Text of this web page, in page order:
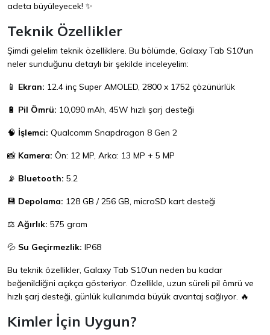
adeta büyüleyecek! ✨
Teknik Özellikler
Şimdi gelelim teknik özelliklere. Bu bölümde, Galaxy Tab S10'un
neler sunduğunu detaylı bir şekilde inceleyelim:
📱 Ekran: 12.4 inç Super AMOLED, 2800 x 1752 çözünürlük
🔋 Pil Ömrü: 10,090 mAh, 45W hızlı şarj desteği
🧠 İşlemci: Qualcomm Snapdragon 8 Gen 2
📸 Kamera: Ön: 12 MP, Arka: 13 MP + 5 MP
📡 Bluetooth: 5.2
💾 Depolama: 128 GB / 256 GB, microSD kart desteği
⚖️ Ağırlık: 575 gram
💦 Su Geçirmezlik: IP68
Bu teknik özellikler, Galaxy Tab S10'un neden bu kadar
beğenildiğini açıkça gösteriyor. Özellikle, uzun süreli pil ömrü ve
hızlı şarj desteği, günlük kullanımda büyük avantaj sağlıyor. 🔥
Kimler İçin Uygun?